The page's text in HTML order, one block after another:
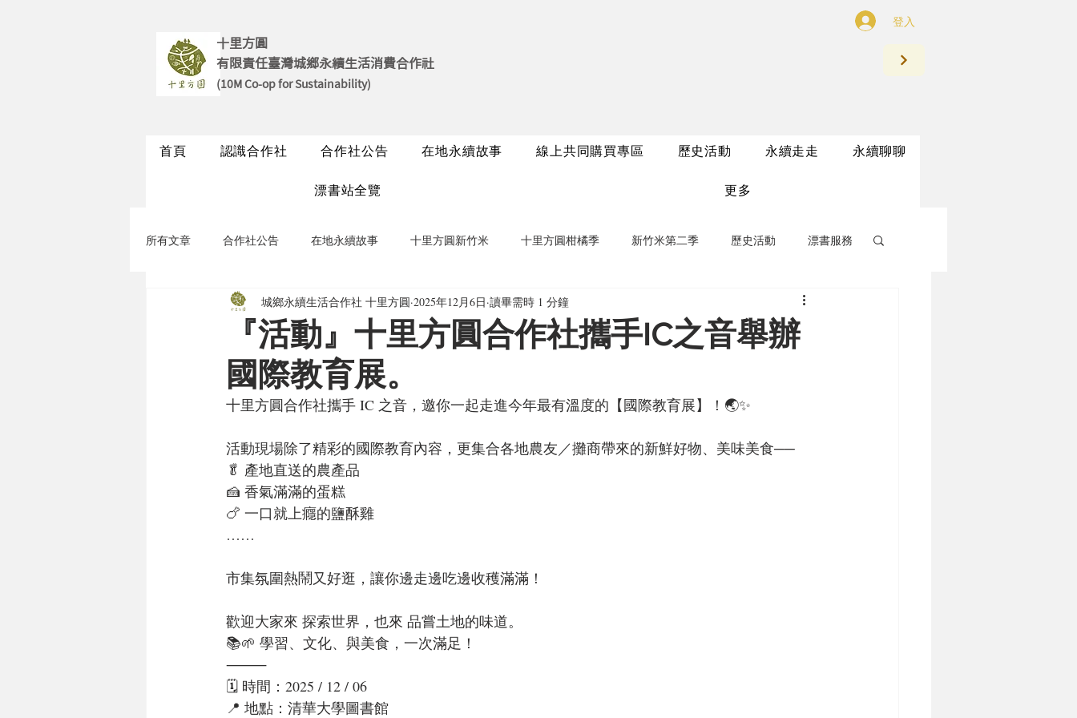
十里方圓
有限責任臺灣城鄉永續生活消費合作社
(10M Co-op for Sustainability)
登入
首頁 認識合作社 合作社公告 在地永續故事 線上共同購買專區 歷史活動 永續走走 永續聊聊
漂書站全覽 更多
所有文章 合作社公告 在地永續故事 十里方圓新竹米 十里方圓柑橘季 新竹米第二季 歷史活動 漂書服務
永續走走
『活動』十里方圓合作社攜手IC之音舉辦
國際教育展。
城鄉永續生活合作社 十里方圓 2025年12月6日 讀畢需時 1 分鐘
十里方圓合作社攜手 IC 之音，邀你一起走進今年最有溫度的【國際教育展】！🌏✨
活動現場除了精彩的國際教育內容，更集合各地農友／攤商帶來的新鮮好物、美味美食──
🥬 產地直送的農產品
🍰 香氣滿滿的蛋糕
🍗 一口就上癮的鹽酥雞
……
市集氛圍熱鬧又好逛，讓你邊走邊吃邊收穫滿滿！
歡迎大家來 探索世界，也來 品嘗土地的味道。
📚🌱 學習、文化、與美食，一次滿足！
⸻
🗓 時間：2025 / 12 / 06
📍 地點：清華大學圖書館